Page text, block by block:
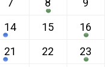
7 8
9
14 15
16
21 22
23